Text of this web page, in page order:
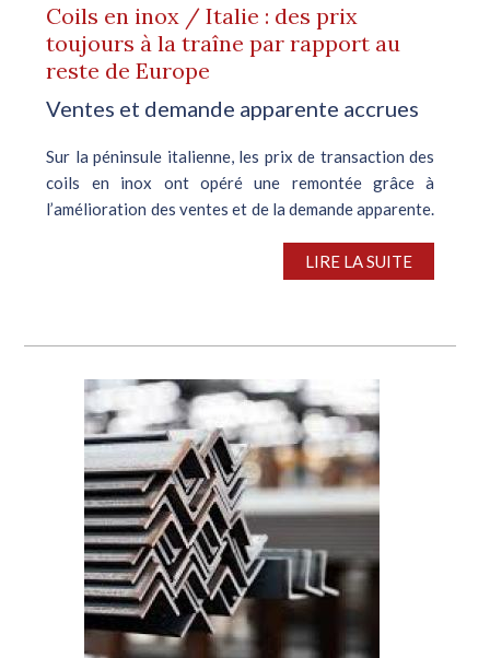
Coils en inox / Italie : des prix
toujours à la traîne par rapport au
reste de Europe
Ventes et demande apparente accrues
Sur la péninsule italienne, les prix de transaction des
coils en inox ont opéré une remontée grâce à
l’amélioration des ventes et de la demande apparente.
LIRE LA SUITE